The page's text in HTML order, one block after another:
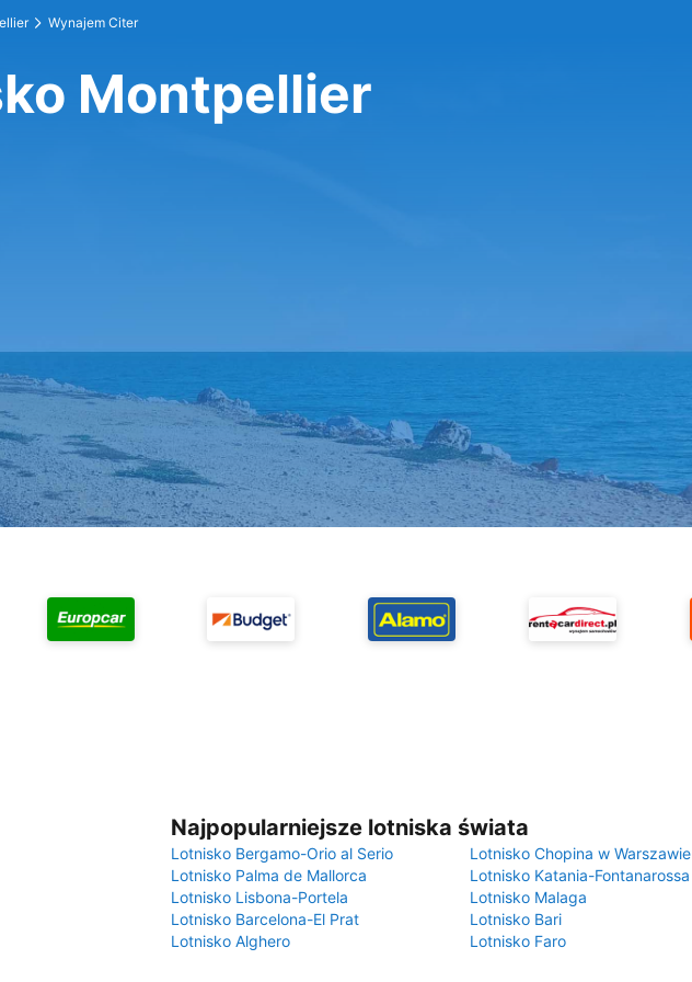
Wynajem Citer
Montpellier
Najpopularniejsze lotniska świata
Lotnisko Bergamo-Orio al Serio
Lotnisko Chopina w Warszawie
Lotnisko Palma de Mallorca
Lotnisko Katania-Fontanarossa
Lotnisko Lisbona-Portela
Lotnisko Malaga
Lotnisko Barcelona-El Prat
Lotnisko Bari
Lotnisko Alghero
Lotnisko Faro